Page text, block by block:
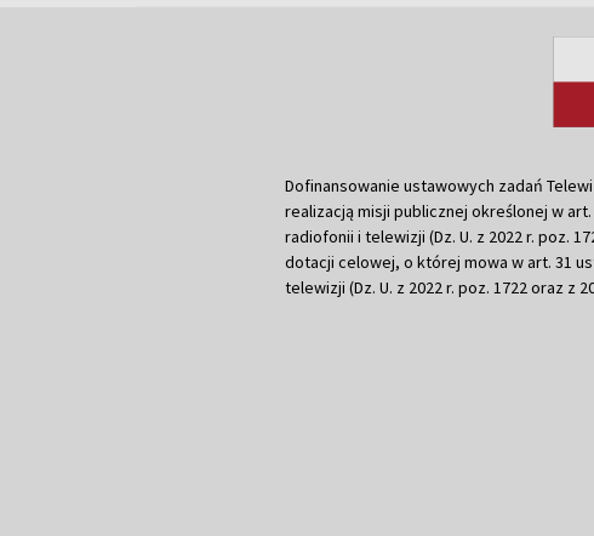
Dofinansowanie ustawowych zadań
realizacją misji publicznej określonej w
radiofonii i telewizji (Dz. U. z 2022 r. poz.
dotacji celowej, o której mowa w art. 31
telewizji (Dz. U. z 2022 r. poz. 1722 oraz z